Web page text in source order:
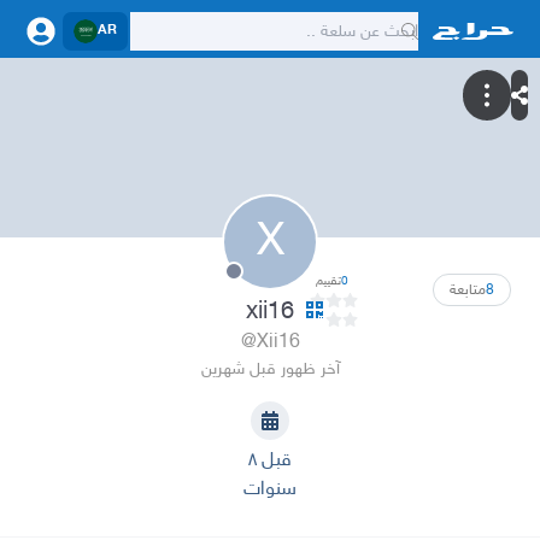
AR
X
8متابعة 0تقييم
xii16
@Xii16
آخر ظهور قبل شهرين
قبل ٨
سنوات